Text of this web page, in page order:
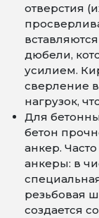
отверстия
дюбели,
усилием.
сверление
нагрузок,
Для
бетон
анкер.
анкеры: в
резьбовая
создается